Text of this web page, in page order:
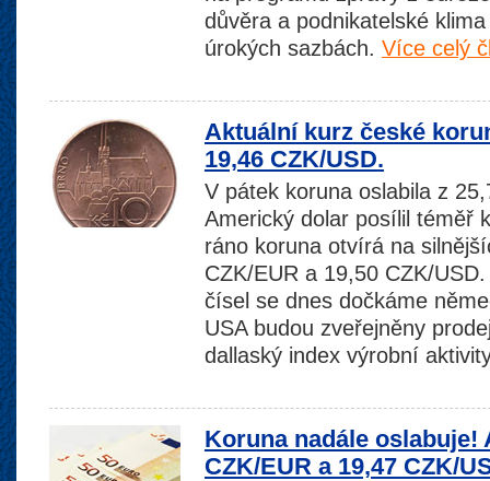
důvěra a podnikatelské
úrokých sazbách. Více celý
Aktuální kurz české
19,46 CZK/USD.
V pátek koruna oslabila z
Americký dolar posílil téměř
ráno koruna otvírá na
CZK/EUR a 19,50 CZK/
čísel se dnes dočkáme
USA budou zveřejněny
dallaský index výrobní
Koruna nadále oslabuje!
CZK/EUR a 19,47 CZK/